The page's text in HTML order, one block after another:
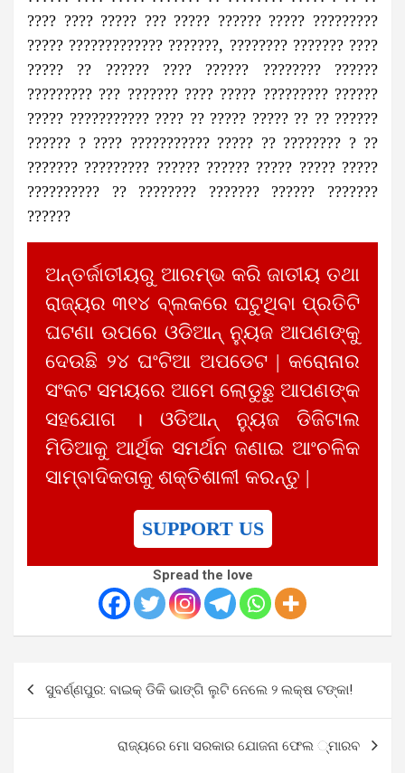
???? ???? ????? ??? ????? ?????? ????? ?????????
????? ????????????? ???????, ???????? ??????? ????
????? ?? ?????? ???? ?????? ???????? ??????
????????? ??? ??????? ???? ????? ????????? ??????
????? ??????????? ???? ?? ????? ????? ?? ?? ??????
?????? ? ???? ??????????? ????? ?? ???????? ? ??
??????? ????????? ?????? ?????? ????? ????? ?????
?????????? ?? ???????? ??????? ?????? ???????
??????
ଅନ୍ତର୍ଜାତୀୟରୁ ଆରମ୍ଭ କରି ଜାତୀୟ ତଥା
ରାଜ୍ୟର ୩୧୪ ବ୍ଲକରେ ଘଟୁଥିବା ପ୍ରତିଟି
ଘଟଣା ଉପରେ ଓଡିଆନ୍ ନ୍ୟୁଜ ଆପଣଙ୍କୁ
ଦେଉଛି ୨୪ ଘଂଟିଆ ଅପଡେଟ | କରୋନାର
ସଂକଟ ସମୟରେ ଆମେ ଲୋଡୁଛୁ ଆପଣଙ୍କ
ସହଯୋଗ । ଓଡିଆନ୍ ନ୍ୟୁଜ ଡିଜିଟାଲ
ମିଡିଆକୁ ଆର୍ଥିକ ସମର୍ଥନ ଜଣାଇ ଆଂଚଳିକ
ସାମ୍ବାଦିକତାକୁ ଶକ୍ତିଶାଳୀ କରନ୍ତୁ |
SUPPORT US
Spread the love
navigation
ସୁବର୍ଣ୍ଣପୁର: ବାଇକ୍‌ ଡିକି ଭାଙ୍ଗି ଲୁଟି ନେଲେ ୨ ଲକ୍ଷ ଟଙ୍କା!
ରାଜ୍ୟରେ ମୋ ସରକାର ଯୋଜନା ଫେଲ ୍‌ମାରବ